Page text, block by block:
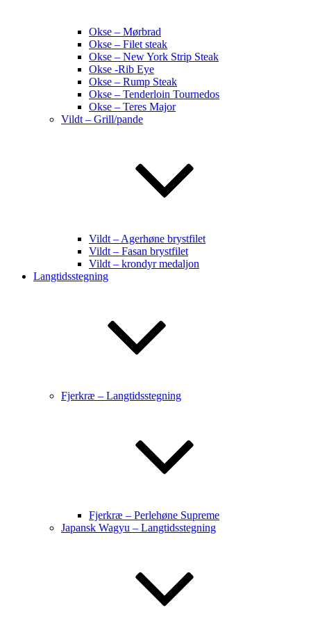
Okse – Mørbrad
Okse – Filet steak
Okse – New York Strip Steak
Okse -Rib Eye
Okse – Rump Steak
Okse – Tenderloin Tournedos
Okse – Teres Major
Vildt – Grill/pande
Vildt – Agerhøne brystfilet
Vildt – Fasan brystfilet
Vildt – krondyr medaljon
Langtidsstegning
Fjerkræ – Langtidsstegning
Fjerkræ – Perlehøne Supreme
Japansk Wagyu – Langtidsstegning